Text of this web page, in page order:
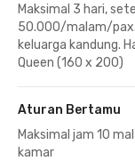
Maksimal 3 hari,
50.000/malam/
keluarga kandung.
Queen (160 x 200)
Aturan Bertamu
Maksimal jam 10
kamar